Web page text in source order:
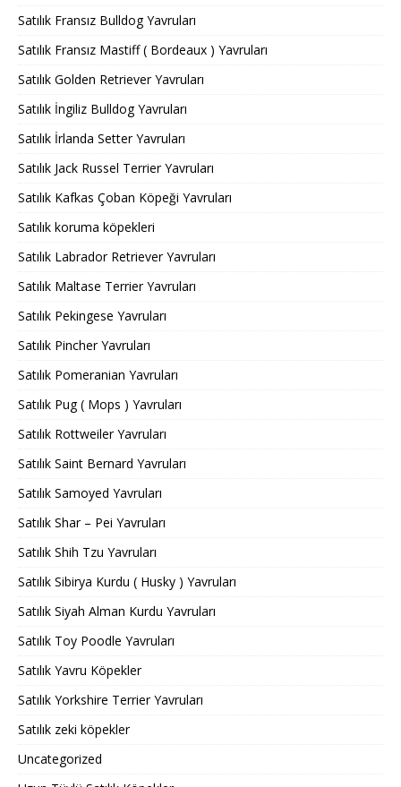
Satılık Fransız Bulldog Yavruları
Satılık Fransız Mastiff ( Bordeaux ) Yavruları
Satılık Golden Retriever Yavruları
Satılık İngiliz Bulldog Yavruları
Satılık İrlanda Setter Yavruları
Satılık Jack Russel Terrier Yavruları
Satılık Kafkas Çoban Köpeği Yavruları
Satılık koruma köpekleri
Satılık Labrador Retriever Yavruları
Satılık Maltase Terrier Yavruları
Satılık Pekingese Yavruları
Satılık Pincher Yavruları
Satılık Pomeranian Yavruları
Satılık Pug ( Mops ) Yavruları
Satılık Rottweiler Yavruları
Satılık Saint Bernard Yavruları
Satılık Samoyed Yavruları
Satılık Shar – Pei Yavruları
Satılık Shih Tzu Yavruları
Satılık Sibirya Kurdu ( Husky ) Yavruları
Satılık Siyah Alman Kurdu Yavruları
Satılık Toy Poodle Yavruları
Satılık Yavru Köpekler
Satılık Yorkshire Terrier Yavruları
Satılık zeki köpekler
Uncategorized